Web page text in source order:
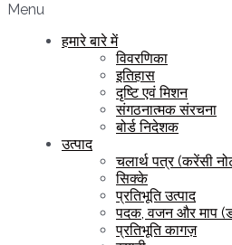
Menu
हमारे बारे में
विवरणिका
इतिहास
दृष्टि एवं मिशन
संगठनात्मक संरचना
बोर्ड निदेशक
उत्पाद
चलार्थ पत्र (करेंसी
सिक्के
प्रतिभूति उत्पाद
पदक, वजन और माप
प्रतिभूति कागज़